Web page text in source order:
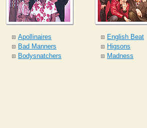
Apollinaires
Bad Manners
Bodysnatchers
English Beat
Higsons
Madness